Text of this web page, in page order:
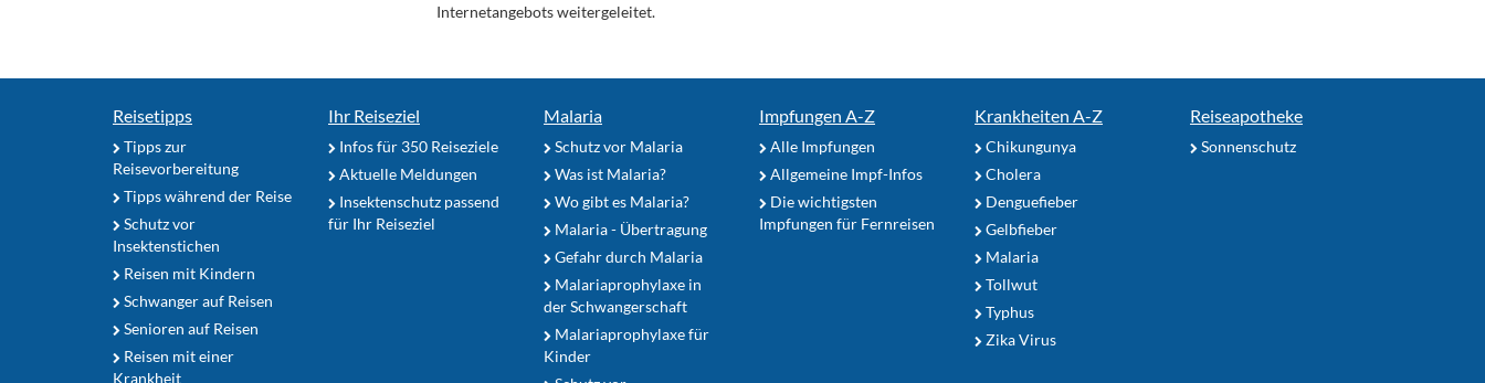
Internetangebots weitergeleitet.
Reisetipps
Tipps zur
Reisevorbereitung
Tipps während der Reise
Schutz vor
Insektenstichen
Reisen mit Kindern
Schwanger auf Reisen
Senioren auf Reisen
Reisen mit einer
Krankheit
Ihr Reiseziel
Infos für 350 Reiseziele
Aktuelle Meldungen
Insektenschutz passend
für Ihr Reiseziel
Malaria
Schutz vor Malaria
Was ist Malaria?
Wo gibt es Malaria?
Malaria - Übertragung
Gefahr durch Malaria
Malariaprophylaxe in
der Schwangerschaft
Malariaprophylaxe für
Kinder
Impfungen A-Z
Alle Impfungen
Allgemeine Impf-Infos
Die wichtigsten
Impfungen für Fernreisen
Krankheiten A-Z
Chikungunya
Cholera
Denguefieber
Gelbfieber
Malaria
Tollwut
Typhus
Zika Virus
Reiseapotheke
Sonnenschutz